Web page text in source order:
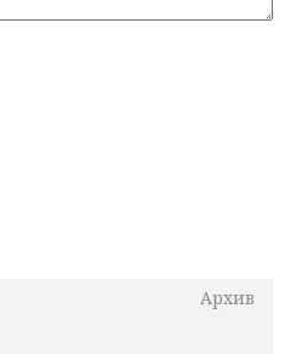
Архив